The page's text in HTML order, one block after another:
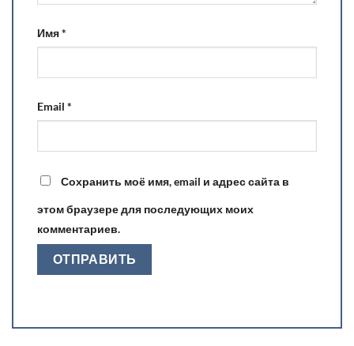
Имя*
Email *
Сохранить моё имя, email и адрес сайта в
этом браузере для последующих моих
комментариев.